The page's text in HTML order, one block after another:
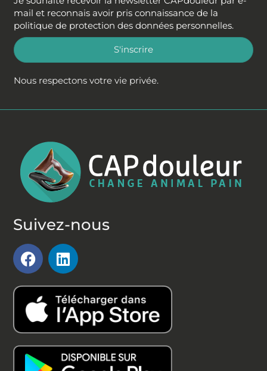
mail et reconnais avoir pris connaissance de la
politique de protection des données personnelles.
S'inscrire
Nous respectons votre vie privée.
Suivez-nous
F
a
b
o
k
L
i
k
e
d
n